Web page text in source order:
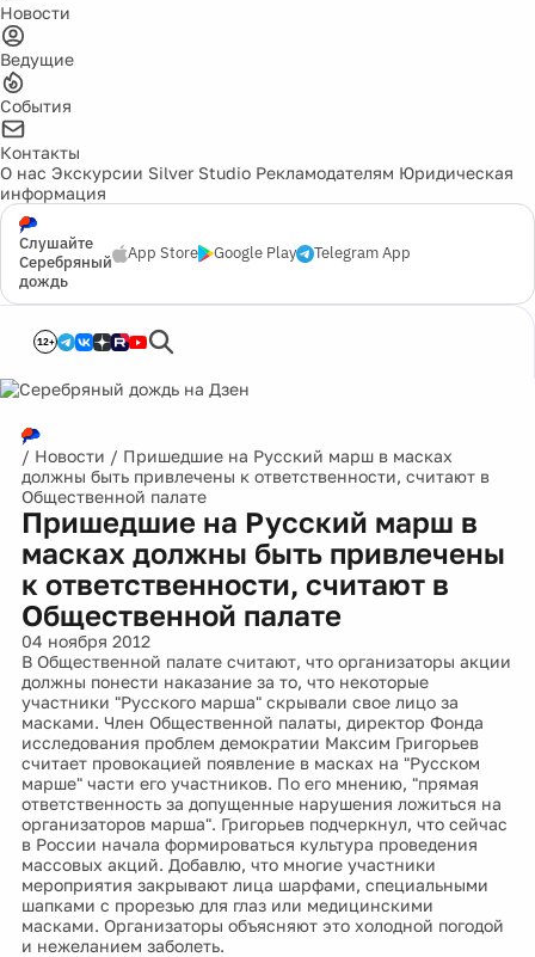
Новости
Ведущие
События
Контакты
О нас Экскурсии Silver Studio Рекламодателям Юридическая
информация
Слушайте
Серебряный
дождь
App Store Google Play Telegram App
12+
/ Новости / Пришедшие на Русский марш в масках
должны быть привлечены к ответственности, считают в
Общественной палате
Пришедшие на Русский марш в
масках должны быть привлечены
к ответственности, считают в
Общественной палате
04 ноября 2012
В Общественной палате считают, что организаторы акции
должны понести наказание за то, что некоторые
участники "Русского марша" скрывали свое лицо за
масками. Член Общественной палаты, директор Фонда
исследования проблем демократии Максим Григорьев
считает провокацией появление в масках на "Русском
марше" части его участников. По его мнению, "прямая
ответственность за допущенные нарушения ложиться на
организаторов марша". Григорьев подчеркнул, что сейчас
в России начала формироваться культура проведения
массовых акций. Добавлю, что многие участники
мероприятия закрывают лица шарфами, специальными
шапками с прорезью для глаз или медицинскими
масками. Организаторы объясняют это холодной погодой
и нежеланием заболеть.